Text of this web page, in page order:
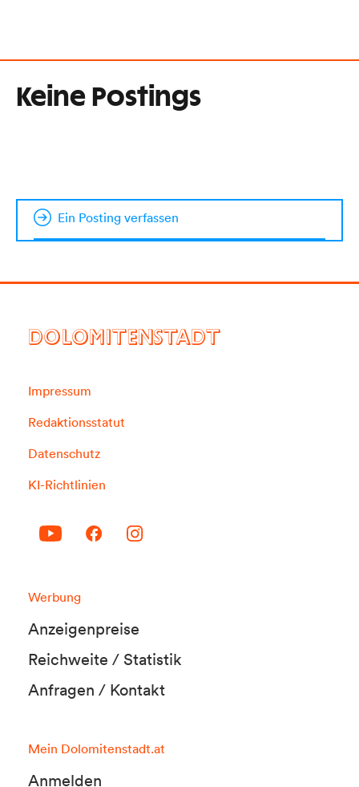
Keine Postings
Ein Posting verfassen
DOLOMITENSTADT
Impressum
Redaktionsstatut
Datenschutz
KI-Richtlinien
Werbung
Anzeigenpreise
Reichweite / Statistik
Anfragen / Kontakt
Mein Dolomitenstadt.at
Anmelden